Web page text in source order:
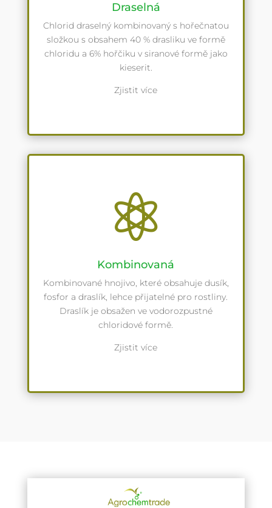
Draselná
Chlorid draselný kombinovaný s hořečnatou
složkou s obsahem 40 % drasliku ve formě
chloridu a 6% hořčiku v siranové formě jako
kieserit.
Zjistit více

Kombinovaná
Kombinované hnojivo, které obsahuje dusík,
fosfor a draslík, lehce přijatelné pro rostliny.
Draslík je obsažen ve vodorozpustné
chloridové formě.
Zjistit více